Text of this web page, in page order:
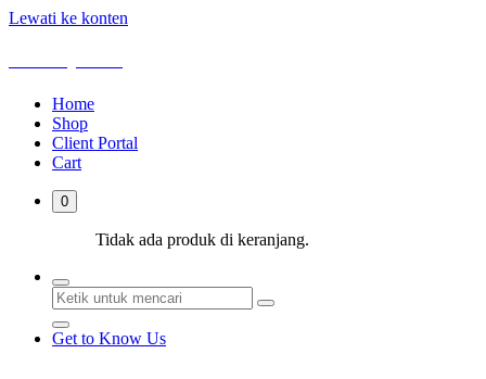
Lewati ke konten
Home
Shop
Client Portal
Cart
0
Tidak ada produk di keranjang.
Get to Know Us